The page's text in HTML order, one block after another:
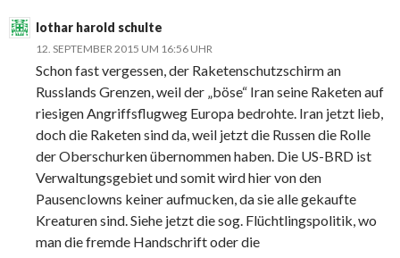
lothar harold schulte
12. SEPTEMBER 2015 UM 16:56 UHR
Schon fast vergessen, der Raketenschutzschirm an
Russlands Grenzen, weil der „böse“ Iran seine Raketen auf
riesigen Angriffsflugweg Europa bedrohte. Iran jetzt lieb,
doch die Raketen sind da, weil jetzt die Russen die Rolle
der Oberschurken übernommen haben. Die US-BRD ist
Verwaltungsgebiet und somit wird hier von den
Pausenclowns keiner aufmucken, da sie alle gekaufte
Kreaturen sind. Siehe jetzt die sog. Flüchtlingspolitik, wo
man die fremde Handschrift oder die